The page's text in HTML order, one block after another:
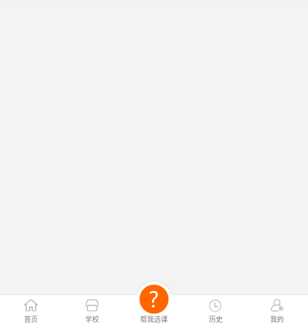
首页 学校 帮我选课 历史 我的